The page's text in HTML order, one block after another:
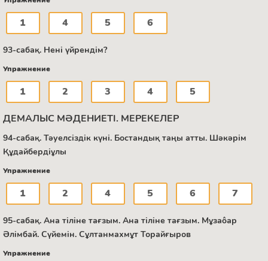
1 4 5 6
93-сабақ. Нені үйрендім?
Упражнение
1 2 3 4 5
ДЕМАЛЫС МӘДЕНИЕТІ. МЕРЕКЕЛЕР
94-сабақ. Тәуелсіздік күні. Бостандық таңы атты. Шәкәрім
Құдайбердіұлы
Упражнение
1 2 4 5 6 7
95-сабақ. Ана тіліне тағзым. Ана тіліне тағзым. Мұзаôар
Әлімбай. Сүйемін. Сұлтанмахмұт Торайғыров
Упражнение